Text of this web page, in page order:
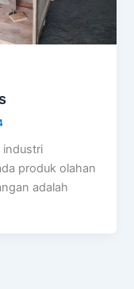
industri
produk olahan
adalah